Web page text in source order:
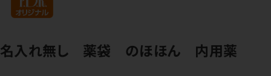
名入れ無し 薬袋 のほほん 内用薬